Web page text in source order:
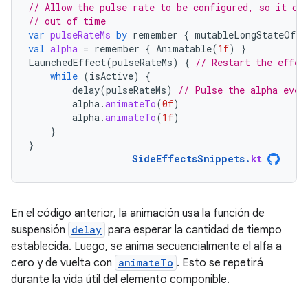
// Allow the pulse rate to be configured, so it
// out of time
var pulseRateMs by remember { mutableLongStateOf
val alpha = remember { Animatable(1f)
}
LaunchedEffect(pulseRateMs) { // Restart the effect
while (isActive)
{
delay(pulseRateMs)
// Pulse the alpha
alpha.animateTo(0f)
alpha.animateTo(1f)
}
}
SideEffectsSnippets. kt
En el código anterior, la animación usa la función de
suspensión delay para esperar la cantidad de tiempo
establecida. Luego, se anima secuencialmente el alfa a
cero y de vuelta con animateTo . Esto se repetirá
durante la vida útil del elemento componible.